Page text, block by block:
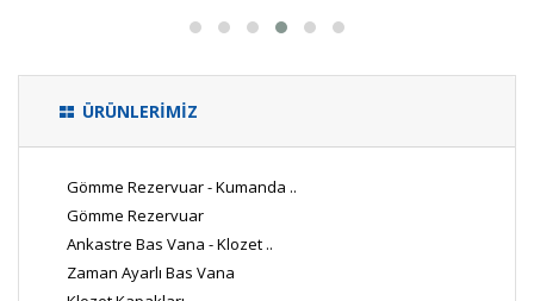
ÜRÜNLERİMİZ
Gömme Rezervuar - Kumanda ..
Gömme Rezervuar
Ankastre Bas Vana - Klozet ..
Zaman Ayarlı Bas Vana